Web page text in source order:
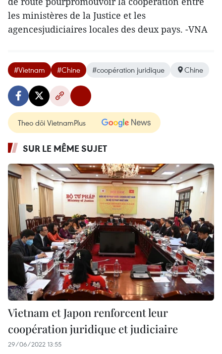
les ministères de la Justice et les
agencesjudiciaires locales des deux pays. -VNA
#Vietnam #Chine #coopération juridique Chine
Theo dõi VietnamPlus
SUR LE MÊME SUJET
Vietnam et Japon renforcent leur
coopération juridique et judiciaire
29/06/2022 13:55